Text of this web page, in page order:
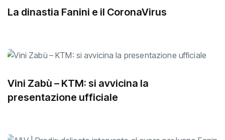
La dinastia Fanini e il CoronaVirus
Vini Zabù – KTM: si avvicina la
presentazione ufficiale